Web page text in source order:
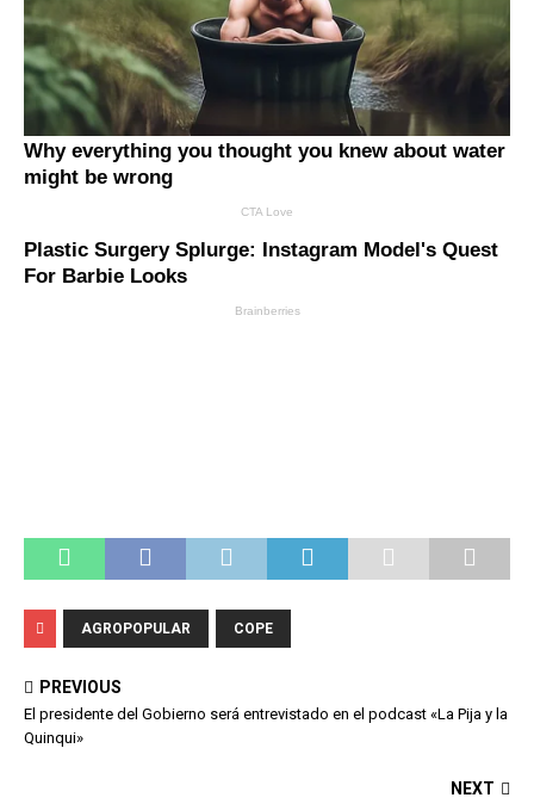
AGROPOPULAR COPE
PREVIOUS
El presidente del Gobierno será entrevistado en el podcast «La Pija y la
Quinqui»
NEXT